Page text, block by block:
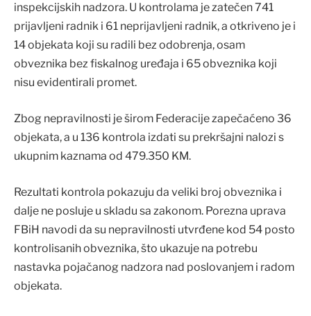
inspekcijskih nadzora. U kontrolama je zatečen 741
prijavljeni radnik i 61 neprijavljeni radnik, a otkriveno je i
14 objekata koji su radili bez odobrenja, osam
obveznika bez fiskalnog uređaja i 65 obveznika koji
nisu evidentirali promet.
Zbog nepravilnosti je širom Federacije zapečaćeno 36
objekata, a u 136 kontrola izdati su prekršajni nalozi s
ukupnim kaznama od 479.350 KM.
Rezultati kontrola pokazuju da veliki broj obveznika i
dalje ne posluje u skladu sa zakonom. Porezna uprava
FBiH navodi da su nepravilnosti utvrđene kod 54 posto
kontrolisanih obveznika, što ukazuje na potrebu
nastavka pojačanog nadzora nad poslovanjem i radom
objekata.